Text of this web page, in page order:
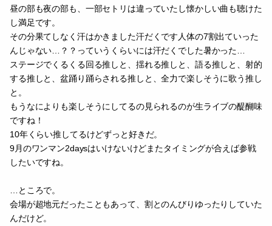
昼の部も夜の部も、一部セトリは違っていたし懐かしい曲も聴けた
し満足です。
その分果てしなく汗はかきました汗だくです人体の7割出ていった
んじゃない…？？っていうくらいには汗だくでした暑かった…
ステージでくるくる回る推しと、揺れる推しと、語る推しと、射的
する推しと、盆踊り踊らされる推しと、全力で楽しそうに歌う推し
と。
もうなによりも楽しそうにしてるの見られるのが生ライブの醍醐味
ですね！
10年くらい推してるけどずっと好きだ。
9月のワンマン2daysはいけないけどまたタイミングが合えば参戦
したいですね。
…ところで。
会場が超地元だったこともあって、割とのんびりゆったりしていた
んだけど。